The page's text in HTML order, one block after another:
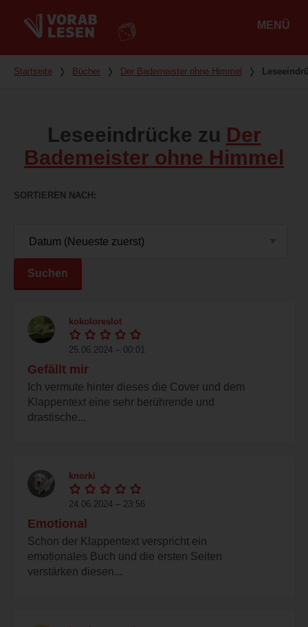
MENÜ
Du bist hier
Startseite ❭ Bücher ❭ Der Bademeister ohne Himmel ❭
Leseeindrücke zu Der
Bademeister ohne Himmel
SORTIEREN NACH
Suchen
kokoloreslot
25.06.2024 – 00:01
Gefällt mir
Ich vermute hinter dieses die Cover und dem
Klappentext eine sehr berührende und
drastische...
knorki
24.06.2024 – 23:56
Emotional
Schon der Klappentext verspricht ein
emotionales Buch und die ersten Seiten
verstärken diesen...